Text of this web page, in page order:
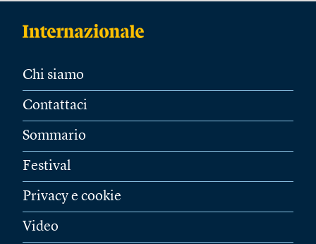
Chi siamo
Contattaci
Sommario
Festival
Privacy e cookie
Video